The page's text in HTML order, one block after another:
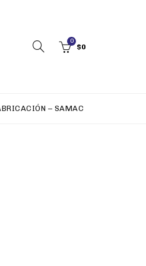
0
$0
– SAMAC